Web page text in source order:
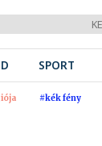
SPORT
#kék fény